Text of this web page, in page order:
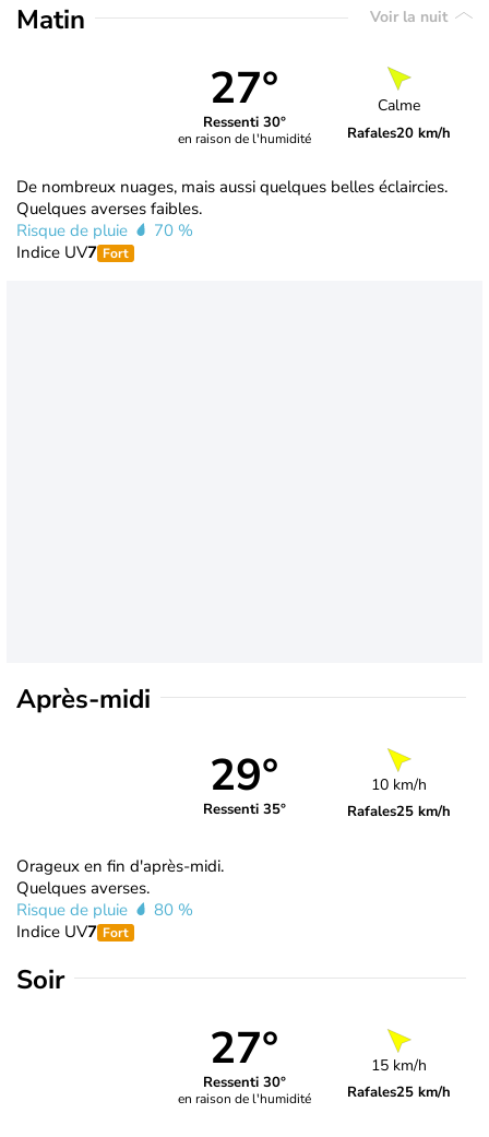
Matin Voir la nuit
27°
Ressenti 30°
en raison de l'humidité
Calme
Rafales20 km/h
De nombreux nuages, mais aussi quelques belles éclaircies.
Quelques averses faibles.
Risque de pluie
70 %
Indice UV7 Fort
Après-midi
29°
Ressenti 35°
10 km/h
Rafales25 km/h
Orageux en fin d'après-midi.
Quelques averses.
Risque de pluie
80 %
Indice UV7 Fort
Soir
27°
Ressenti 30°
en raison de l'humidité
15 km/h
Rafales25 km/h